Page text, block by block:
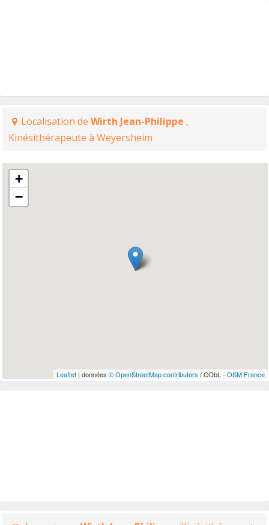
Localisation de Wirth Jean-Philippe ,
Kinésithérapeute à Weyersheim
+
−
Leaflet| données © OpenStreetMap contributors / ODbL - OSM France